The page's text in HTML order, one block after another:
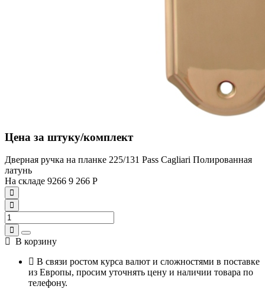
Цена за штуку/комплект
Дверная ручка на планке 225/131 Pass Cagliari Полированная
латунь
На складе 9266 9 266 Р
В корзину
В связи ростом курса валют и сложностями в поставке
из Европы, просим уточнять цену и наличии товара по
телефону.